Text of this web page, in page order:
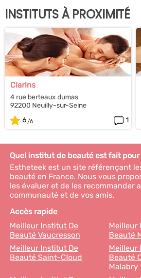
INSTITUTS À PROXIMITÉ
Clarins
4 rue berteaux dumas
92200 Neuilly-sur-Seine
6
1
Quel institut de beauté est fait pour
Estheteek est un site référençant
beauté en France. Nous vous
les évaluer et de les recommander
communauté et de vos amis.
Accès rapide
Meilleur Institut De
Beauté Vaucresson
Meilleur
Beauté
Meilleur Institut De
Beauté Saint-Cloud
Meilleur
Beauté
Malabry